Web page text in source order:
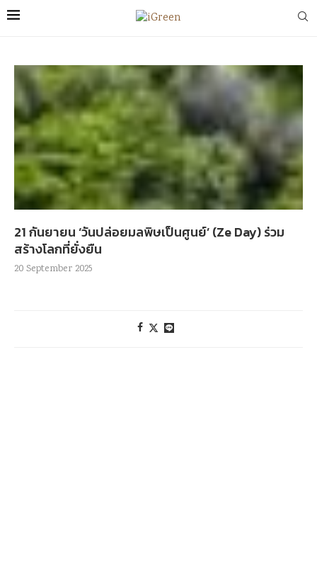
21 กันยายน ‘วันปล่อยมลพิษเป็นศูนย์’ (Ze Day) ร่วม
สร้างโลกที่ยั่งยืน
20 September 2025